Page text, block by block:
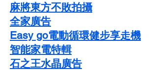
麻將東方不敗拍攝
​全家廣告
Easy go電動循環健步享走機
智能家電特輯
石之王水晶廣告